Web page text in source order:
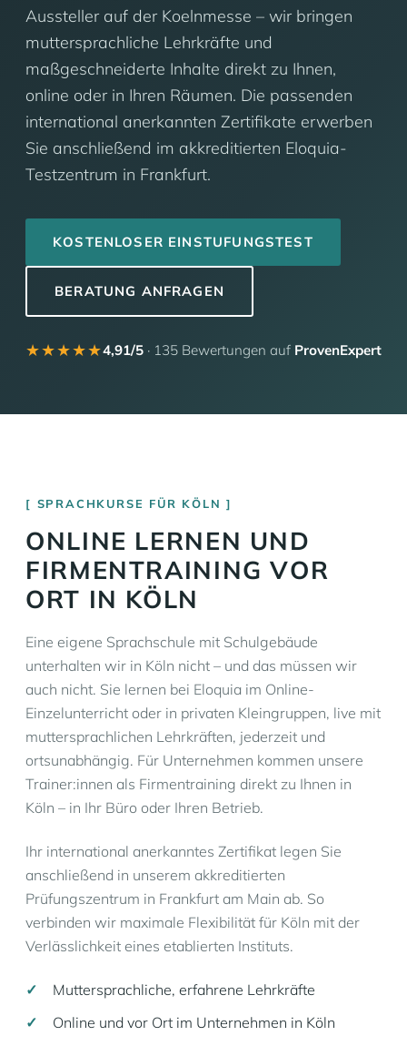
Aussteller auf der Koelnmesse – wir bringen
muttersprachliche Lehrkräfte und
maßgeschneiderte Inhalte direkt zu Ihnen,
online oder in Ihren Räumen. Die passenden
international anerkannten Zertifikate erwerben
Sie anschließend im akkreditierten Eloquia-
Testzentrum in Frankfurt.
KOSTENLOSER EINSTUFUNGSTEST
BERATUNG ANFRAGEN
★★★★★4,91/5 · 135 Bewertungen auf ProvenExpert
SPRACHKURSE FÜR KÖLN
ONLINE LERNEN UND
FIRMENTRAINING VOR
ORT IN KÖLN
Eine eigene Sprachschule mit Schulgebäude
unterhalten wir in Köln nicht – und das müssen wir
auch nicht. Sie lernen bei Eloquia im Online-
Einzelunterricht oder in privaten Kleingruppen, live mit
muttersprachlichen Lehrkräften, jederzeit und
ortsunabhängig. Für Unternehmen kommen unsere
Trainer:innen als Firmentraining direkt zu Ihnen in
Köln – in Ihr Büro oder Ihren Betrieb.
Ihr international anerkanntes Zertifikat legen Sie
anschließend in unserem akkreditierten
Prüfungszentrum in Frankfurt am Main ab. So
verbinden wir maximale Flexibilität für Köln mit der
Verlässlichkeit eines etablierten Instituts.
Muttersprachliche, erfahrene Lehrkräfte
Online und vor Ort im Unternehmen in Köln